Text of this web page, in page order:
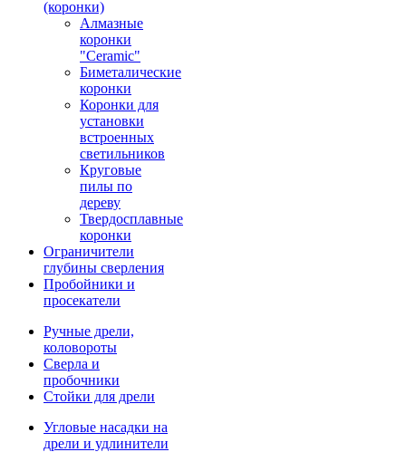
(коронки)
Алмазные
коронки
"Ceramic"
Биметалические
коронки
Коронки для
установки
встроенных
светильников
Круговые
пилы по
дереву
Твердосплавные
коронки
Ограничители
глубины сверления
Пробойники и
просекатели
Ручные дрели,
коловороты
Сверла и
пробочники
Стойки для дрели
Угловые насадки на
дрели и удлинители